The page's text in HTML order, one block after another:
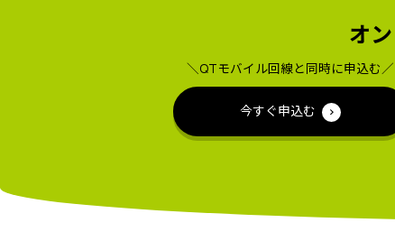
オ
＼QTモバイル回線と同時に申込む／
今すぐ申込む